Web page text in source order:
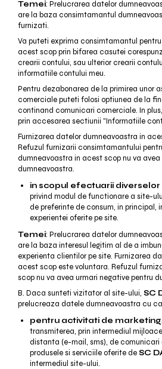
Temei: Prelucrarea datelor
are la baza consimtamantul
furnizati.
Va puteti exprima consimtamantul
acest scop prin bifarea casutei
crearii contului, sau ulterior crearii
informatiile contului meu.
Pentru dezabonarea de la primirea unor
comerciale puteti folosi optiunea de la
continand comunicari comerciale. In
prin accesarea sectiunii "Informatiile
Furnizarea datelor dumneavoastra in
Refuzul furnizarii consimtamantului
dumneavoastra in acest scop nu va
dumneavoastra.
in scopul efectuarii diverselor
privind modul de functionare a site-
de preferinte de consum, in principal,
experientei oferite pe site.
Temei: Prelucrarea datelor
are la baza interesul legitim al de a
experienta clientilor pe site. Furnizarea
acest scop este voluntara. Refuzul
scop nu va avea urmari negative pentru
B. Daca sunteti vizitator al site-ului, SC
prelucreaza datele dumneavoastra cu
pentru activitati de marketing
transmiterea, prin intermediul
distanta (e-mail, sms), de comunicari
produsele si serviciile oferite deSC
intermediul site-ului.